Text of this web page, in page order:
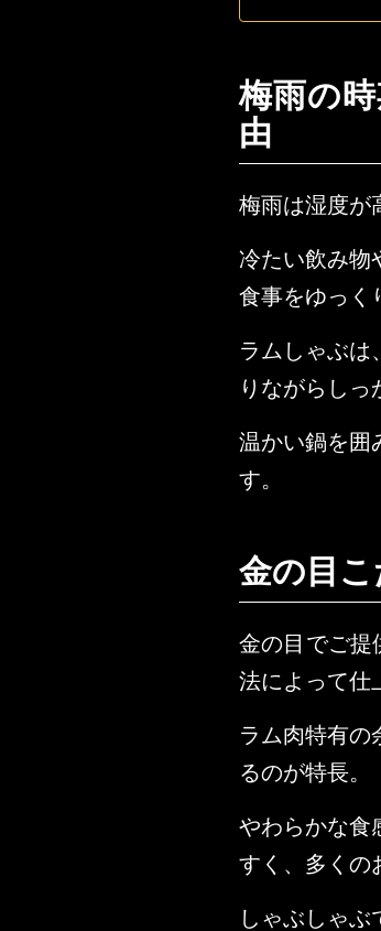
梅雨の
由
梅雨は湿度が
冷たい飲み物
食事をゆっく
ラムしゃぶは
りながらしっ
温かい鍋を囲
す。
金の目こ
金の目でご提
法によって仕
ラム肉特有の
るのが特長。
やわらかな食
すく、多くの
しゃぶしゃ